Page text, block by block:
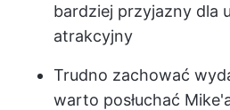
bardziej przyjazny dla
atrakcyjny
Trudno zachować
warto posłuchać